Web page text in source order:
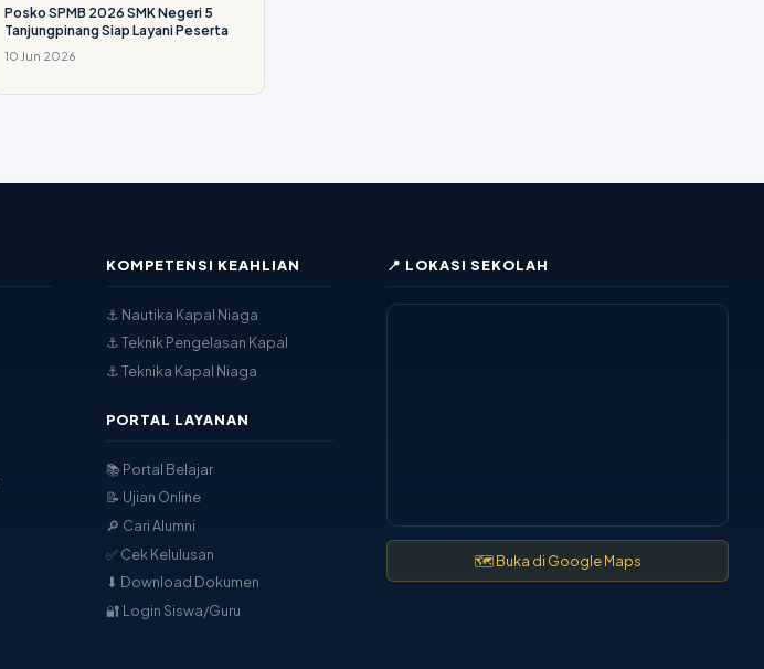
Posko SPMB 2026 SMK Negeri 5
Tanjungpinang Siap Layani Peserta
10 Jun 2026
KOMPETENSI KEAHLIAN
⚓ Nautika Kapal Niaga
⚓ Teknik Pengelasan Kapal
⚓ Teknika Kapal Niaga
PORTAL LAYANAN
📚 Portal Belajar
📝 Ujian Online
🔎 Cari Alumni
✅ Cek Kelulusan
⬇ Download Dokumen
🔐 Login Siswa/Guru
📍 LOKASI SEKOLAH
🗺 Buka di Google Maps